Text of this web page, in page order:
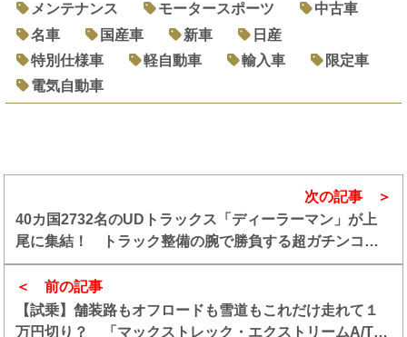
メンテナンス
モータースポーツ
中古車
名車
国産車 新車
日産
特別仕様車
軽自動車 輸入車
限定車
電気自動車
前の記事
【試乗】舗装路もオフロードも雪道もこれだけ走れて１
万円切り？ 「マックストレック・エクストリームA/T」
次の記事
40カ国2732名のUDトラックス「ディーラーマン」が上
尾に集結！ トラック整備の腕で勝負する超ガチンコ競
技が開催された